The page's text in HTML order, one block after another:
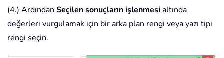
(4.) Ardından Seçilen sonuçların işlenmesi altında
değerleri vurgulamak için bir arka plan rengi veya yazı tipi
rengi seçin.